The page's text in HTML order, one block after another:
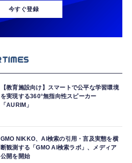
今すぐ登録
【教育施設向け】スマートで公平な学習環境
を実現する360°無指向性スピーカー
「AURIM」
GMO NIKKO、AI検索の引用・言及実態を横
断観測する「GMO AI検索ラボ」、メディア
公開を開始